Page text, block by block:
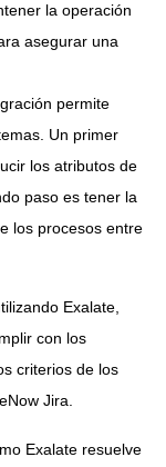
la operación
asegurar una
permite
Un primer
los atributos de
paso es tener la
los procesos entre
Exalate,
con los
criterios de los
Jira.
Exalate resuelve